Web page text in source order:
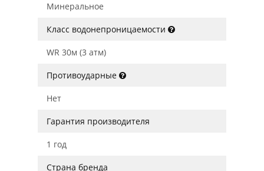
Минеральное
Класс водонепроницаемости
WR 30м (3 атм)
Противоударные
Нет
Гарантия производителя
1 год
Страна бренда